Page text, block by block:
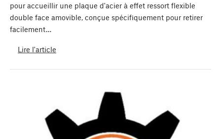
pour accueillir une plaque d'acier à effet ressort flexible
double face amovible, conçue spécifiquement pour retirer
facilement…
Lire l'article